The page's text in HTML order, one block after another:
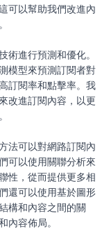
可以幫助我們改進內
術進行預測和優化。
模型來預測訂閱者對
訂閱率和點擊率。我
改進訂閱內容，以更
法可以對網路訂閱內
可以使用關聯分析來
性，從而提供更多相
還可以使用基於圖形
構和內容之間的關
內容佈局。